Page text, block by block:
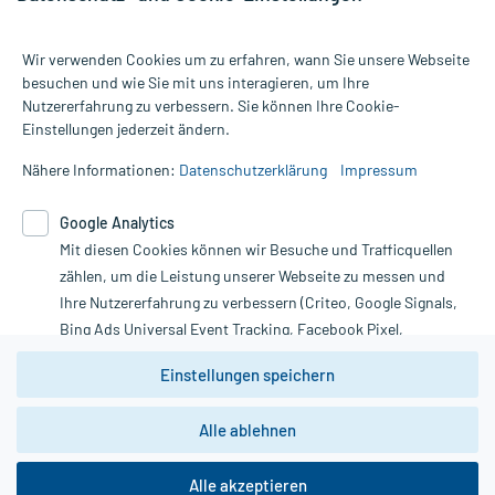
Alle Preise gelten inkl. MwSt., ggf. zzgl. Versandkosten
Informationen auf dieser Website werden ausschließlich für
die Untersuchung und Behandlung durch einen Arzt. Bitte
Therapien eingeleitet werden können. | Diese Webseite benutzt
Google Analytics. Lesen Sie bitte dazu die wichtigen Hinweise in
unserer Datenschutzerklärung. Für den Widerruf einer Bestellung
nutzen Sie das Formular:
Vertrag widerrufen
*Hinweise zu unseren Aktionen und Bewertungen
Wir verwenden Cookies um zu erfahren, wann Sie unsere Webseite
besuchen und wie Sie mit uns interagieren, um Ihre
Nutzererfahrung zu verbessern. Sie können Ihre Cookie-
Einstellungen jederzeit ändern.
Nähere Informationen: Datenschutzerklärung Impressum
Google Analytics
Mit diesen Cookies können wir Besuche und Trafficquellen
zählen, um die Leistung unserer Webseite zu messen und
Ihre Nutzererfahrung zu verbessern (Criteo, Google Signals,
Bing Ads Universal Event Tracking, Facebook Pixel,
Youtube-Social Plugin).
Wir weisen darauf hin, dass die
zwingend den Europäischen Anforderungen gem. EU-
DSGVO genügen und ein Datentransfer in Drittstaaten bzw.
Daten dort verarbeitet werden, kann nicht geprüft und
Einstellungen speichern
Alle ablehnen
Alle akzeptieren